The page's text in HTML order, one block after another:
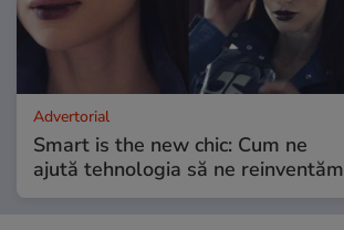
Advertorial
Smart is the new chic: Cum ne
ajută tehnologia să ne reinventăm